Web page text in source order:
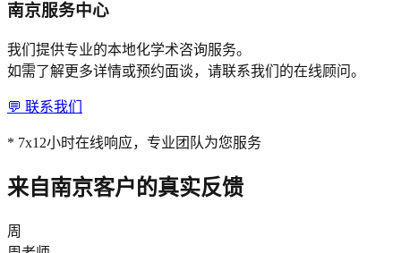
南京服务中心
我们提供专业的本地化学术咨询服务。
如需了解更多详情或预约面谈，请联系我们的在线顾问。
💬 联系我们
* 7x12小时在线响应，专业团队为您服务
来自 南京客户的真实反馈
周